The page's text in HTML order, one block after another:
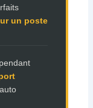
un poste